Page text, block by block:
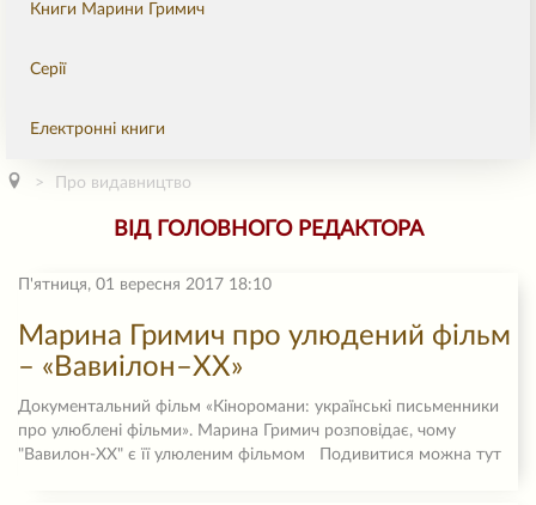
Книги Марини Гримич
Серії
Електронні книги
Про видавництво
ВІД ГОЛОВНОГО РЕДАКТОРА
П'ятниця, 01 вересня 2017 18:10
Марина Гримич про улюдений фільм
– «Вавиілон–ХХ»
Документальний фільм «Кіноромани: українські письменники
про улюблені фільми». Марина Гримич розповідає, чому
"Вавилон-ХХ" є її улюленим фільмом Подивитися можна тут